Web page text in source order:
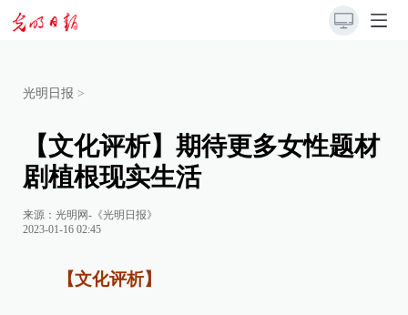
光明日报 >
【文化评析】期待更多女性题材
剧植根现实生活
来源： 光明网-《光明日报》
2023-01-16 02:45
【文化评析】